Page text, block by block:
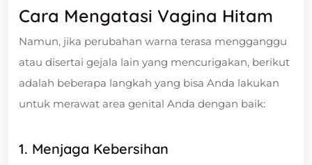
Cara Mengatasi Vagina Hitam
Namun, jika perubahan warna terasa mengganggu
atau disertai gejala lain yang mencurigakan, berikut
adalah beberapa langkah yang bisa Anda lakukan
untuk merawat area genital Anda dengan baik:
1. Menjaga Kebersihan